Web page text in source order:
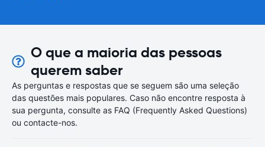
O que a maioria das pessoas
querem saber
As perguntas e respostas que se seguem são uma seleção
das questões mais populares. Caso não encontre resposta à
sua pergunta, consulte as FAQ (Frequently Asked Questions)
ou contacte-nos.